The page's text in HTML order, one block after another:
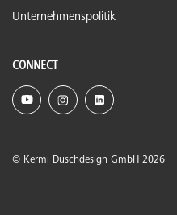
Unternehmenspolitik
CONNECT
© Kermi Duschdesign GmbH 2026